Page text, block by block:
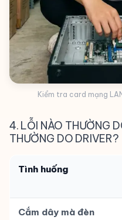
Kiểm tra card mạng
4. LỖI NÀO THƯỜNG
THƯỜNG DO DRIVER?
Tình huống
Cắm dây mà đèn